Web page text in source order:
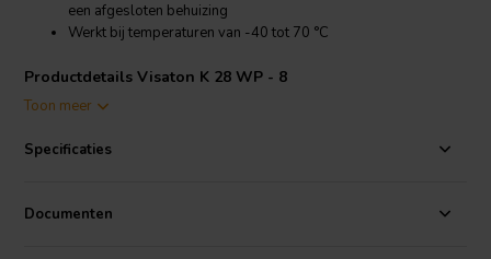
een afgesloten behuizing
Werkt bij temperaturen van -40 tot 70 °C
Productdetails Visaton K 28 WP - 8
VisatonK 28 WP - 8 1.0" Micro Speaker 8 Ohm
De Visaton K 28 WP - 8 is een compacte
ontworpen
waardoor hij zeer geschikt is voor spraakweergave en
Toon meer
Specificaties
Documenten